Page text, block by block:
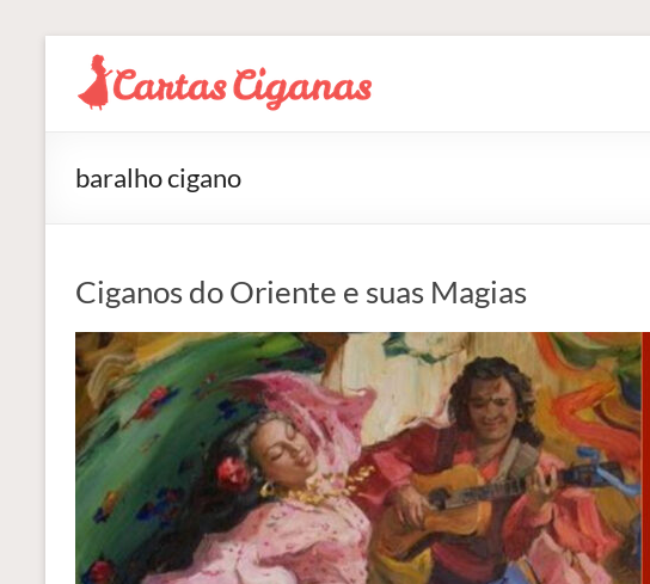
conteúdo
Blog
Ciganas
Tarot
Online
baralho cigano
Ciganos do Oriente e suas Magias